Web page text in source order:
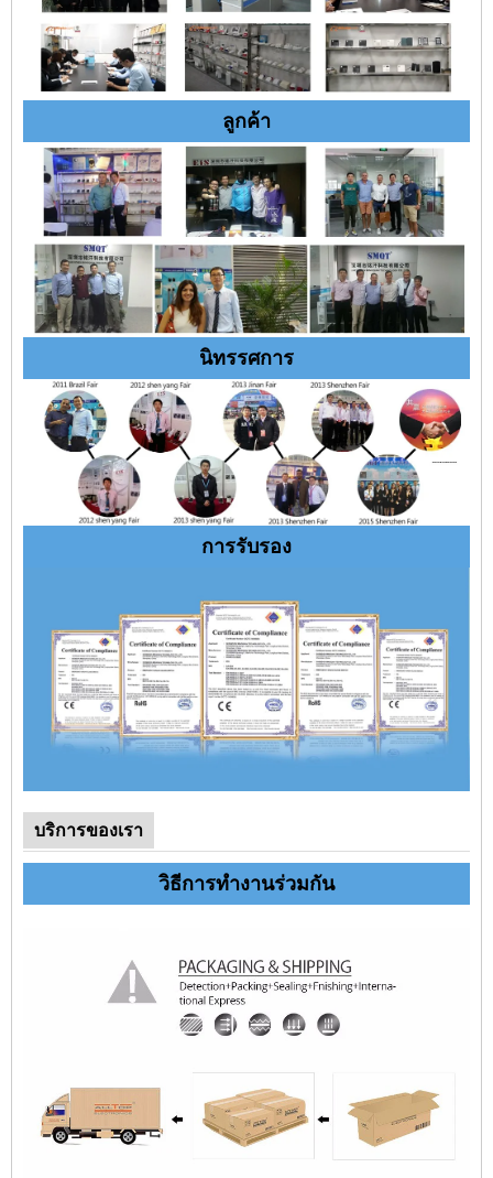
ลูกค้า
นิทรรศการ
การรับรอง
บริการของเรา
วิธีการทำงานร่วมกัน